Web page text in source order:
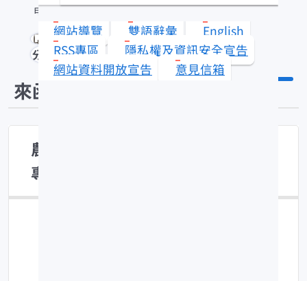
網站導覽 雙語辭彙
English
RSS專區
隱私權及資訊安全宣告
網站資料開放宣告
意見信箱
申請作業案
分享
來函照登
農業部「115年度農業學界與法人科
專計畫」第二次公 告申請作業案